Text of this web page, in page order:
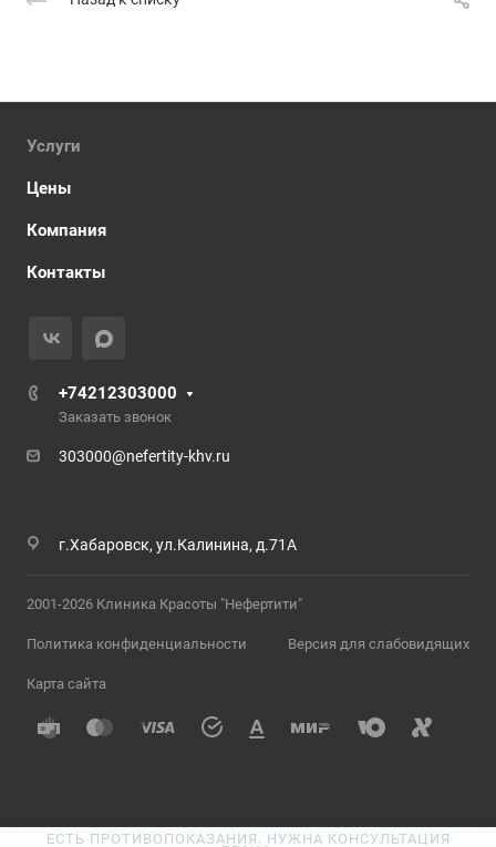
Услуги
Цены
Компания
Контакты
+74212303000
Заказать звонок
303000@nefertity-khv.ru
г.Хабаровск, ул.Калинина, д.71А
2001-2026 Клиника Красоты "Нефертити"
Политика конфиденциальности Версия для слабовидящих
Карта сайта
ЕСТЬ ПРОТИВОПОКАЗАНИЯ. НУЖНА КОНСУЛЬТАЦИЯ